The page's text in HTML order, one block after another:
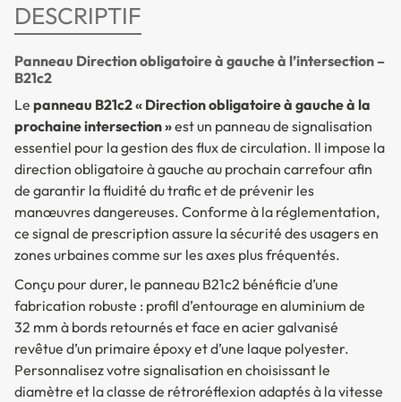
DESCRIPTIF
Panneau Direction obligatoire à gauche à l’intersection –
B21c2
Le panneau B21c2 « Direction obligatoire à gauche à la
prochaine intersection »est un panneau de signalisation
essentiel pour la gestion des flux de circulation. Il impose la
direction obligatoire à gauche au prochain carrefour afin
de garantir la fluidité du trafic et de prévenir les
manœuvres dangereuses. Conforme à la réglementation,
ce signal de prescription assure la sécurité des usagers en
zones urbaines comme sur les axes plus fréquentés.
Conçu pour durer, le panneau B21c2 bénéficie d’une
fabrication robuste : profil d’entourage en aluminium de
32 mm à bords retournés et face en acier galvanisé
revêtue d’un primaire époxy et d’une laque polyester.
Personnalisez votre signalisation en choisissant le
diamètre et la classe de rétroréflexion adaptés à la vitesse